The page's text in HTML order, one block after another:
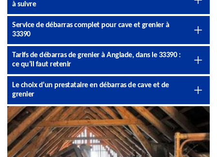
à suivre
Service de débarras complet pour cave et grenier à
33390
Tarifs de débarras de grenier à Anglade, dans le 33390 :
ce qu’il faut retenir
Le choix d’un prestataire en débarras de cave et de
grenier